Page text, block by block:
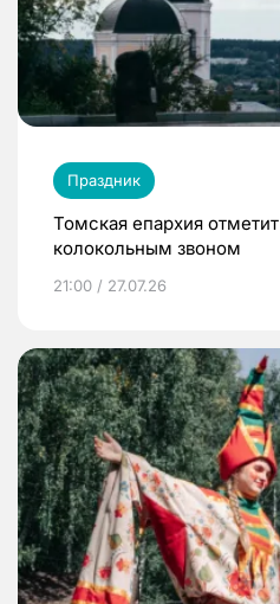
Праздник
Томская епархия
колокольным звоном
21:00 / 27.07.26